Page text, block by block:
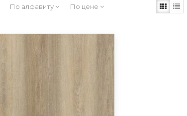
По алфавиту По цене